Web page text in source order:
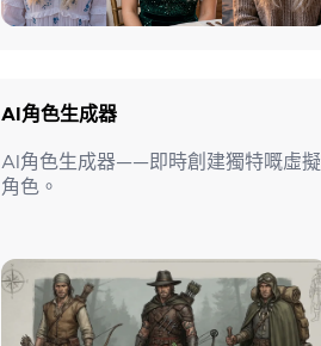
AI角色生成器
AI角色生成器——即時創建獨特嘅虛擬
角色。